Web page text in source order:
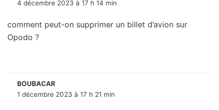
4 décembre 2023 à 17 h 14 min
comment peut-on supprimer un billet d’avion sur
Opodo ?
BOUBACAR
1 décembre 2023 à 17 h 21 min